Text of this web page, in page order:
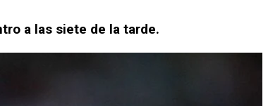
a las siete de la tarde.